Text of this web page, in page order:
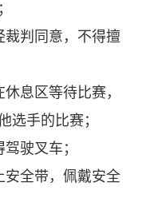
裁判同意，不得擅
息区等待比赛，
选手的比赛；
驶叉车；
安全带，佩戴安全